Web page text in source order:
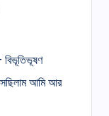
বিভূতিভূষণ
আমি আর